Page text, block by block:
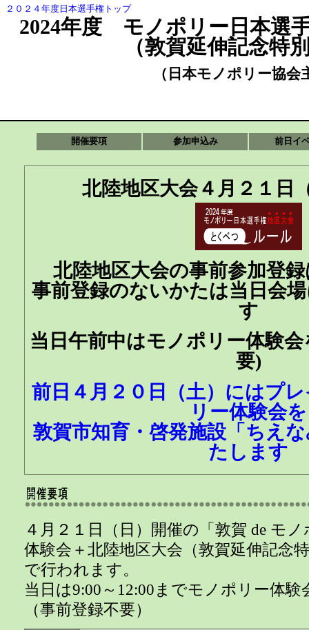
２０２４年度日本選手権トップ
2024年度 モノポリー日本選
（敦賀延伸記念特
（日本モノポリー協会
開催要項 参加申込み 前日イ
北陸地区大会４月２１日
北陸地区大会の事前参加登
事前登録のないかたは当日会
す
当日午前中はモノポリー体験
要)
前日４月２０日（土）にはプ
リー体験会を
敦賀市知育・啓発施設「ちえ
たします
４月２１日（日）開催の「敦賀 de モ
体験会＋北陸地区大会（敦賀延伸記念
で行われます。
当日は9:00～12:00までモノポリー体
（事前登録不要）